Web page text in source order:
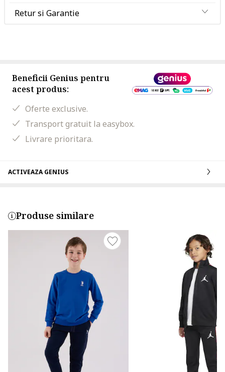
Retur si Garantie
Beneficii Genius pentru
acest produs:
Oferte exclusive.
Transport gratuit la easybox.
Livrare prioritara.
ACTIVEAZA GENIUS
Produse similare